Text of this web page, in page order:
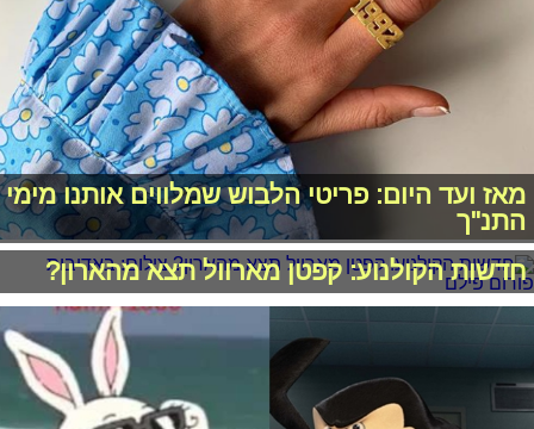
מאז ועד היום: פריטי הלבוש שמלווים אותנו מימי
התנ"ך
חדשות הקולנוע: קפטן מארוול תצא מהארון?